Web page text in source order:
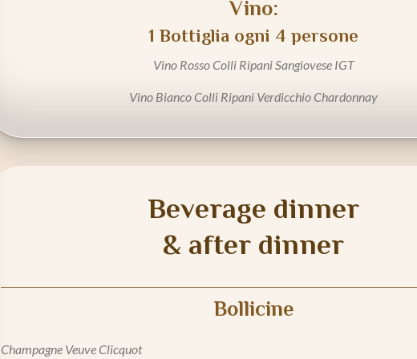
Vino:
1 Bottiglia ogni 4 persone
Vino Rosso Colli Ripani Sangiovese IGT
Vino Bianco Colli Ripani Verdicchio Chardonnay
Beverage dinner
& after dinner
Bollicine
Champagne Veuve Clicquot